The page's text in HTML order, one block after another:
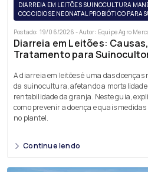
DIARREIA EM LEITÕES SUINOCULTURA
COCCIDIOSE NEONATAL PROBIÓTICO PARA
Postado: 19/06/2026 - Autor: Equipe Agro
Diarreia em Leitões:
Tratamento para
A diarreia em leitões é uma das
da suinocultura, afetando a mortalidade,
rentabilidade da granja. Neste guia,
como prevenir a doença e quais
no plantel.
Continue lendo